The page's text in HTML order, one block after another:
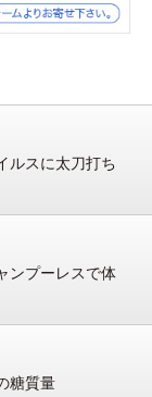
ルスに太刀打ち
ンプーレスで体
糖質量